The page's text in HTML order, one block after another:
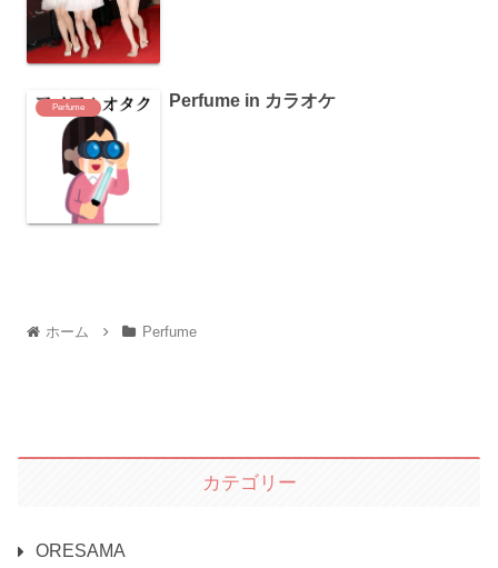
Perfume Perfume in カラオケ
ホーム Perfume
カテゴリー
ORESAMA